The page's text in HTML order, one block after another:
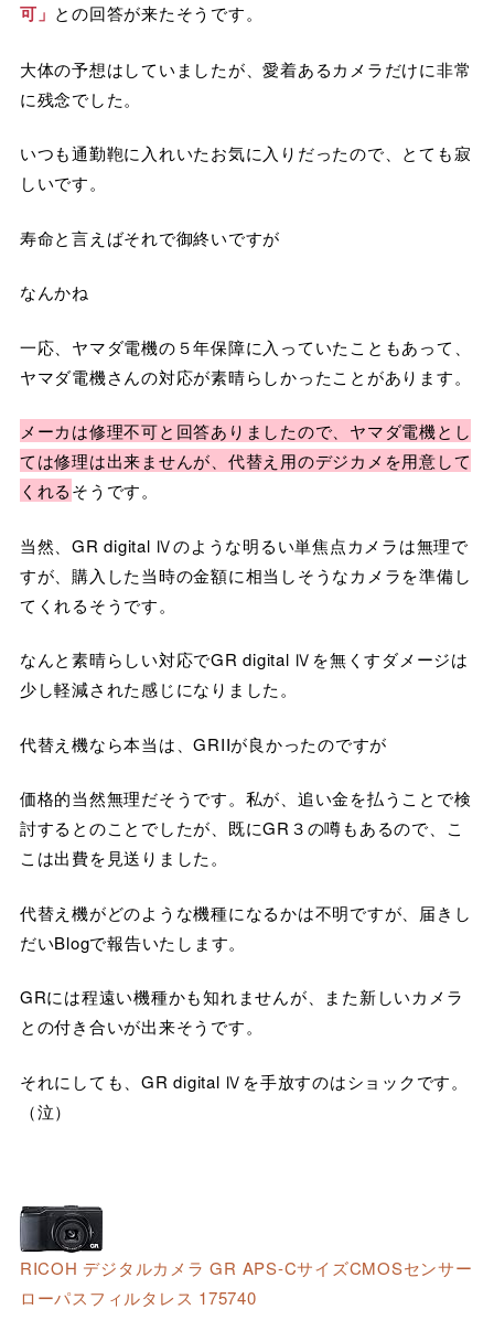
可」 との回答が来たそうです。
大体の予想はしていましたが、愛着あるカメラだけに非常
に残念でした。
いつも通勤鞄に入れいたお気に入りだったので、とても寂
しいです。
寿命と言えばそれで御終いですが
なんかね
一応、ヤマダ電機の５年保障に入っていたこともあって、
ヤマダ電機さんの対応が素晴らしかったことがあります。
メーカは修理不可と回答ありましたので、ヤマダ電機とし
ては修理は出来ませんが、代替え用のデジカメを用意して
くれるそうです。
当然、GR digital Ⅳのような明るい単焦点カメラは無理で
すが、購入した当時の金額に相当しそうなカメラを準備し
てくれるそうです。
なんと素晴らしい対応でGR digital Ⅳを無くすダメージは
少し軽減された感じになりました。
代替え機なら本当は、GRIIが良かったのですが
価格的当然無理だそうです。私が、追い金を払うことで検
討するとのことでしたが、既にGR３の噂もあるので、こ
こは出費を見送りました。
代替え機がどのような機種になるかは不明ですが、届きし
だいBlogで報告いたします。
GRには程遠い機種かも知れませんが、また新しいカメラ
との付き合いが出来そうです。
それにしても、GR digital Ⅳを手放すのはショックです。
（泣）
RICOH デジタルカメラ GR APS-CサイズCMOSセンサー
ローパスフィルタレス 175740